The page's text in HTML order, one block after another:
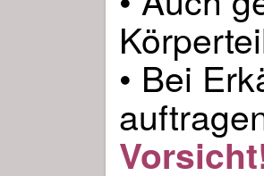
• Bei